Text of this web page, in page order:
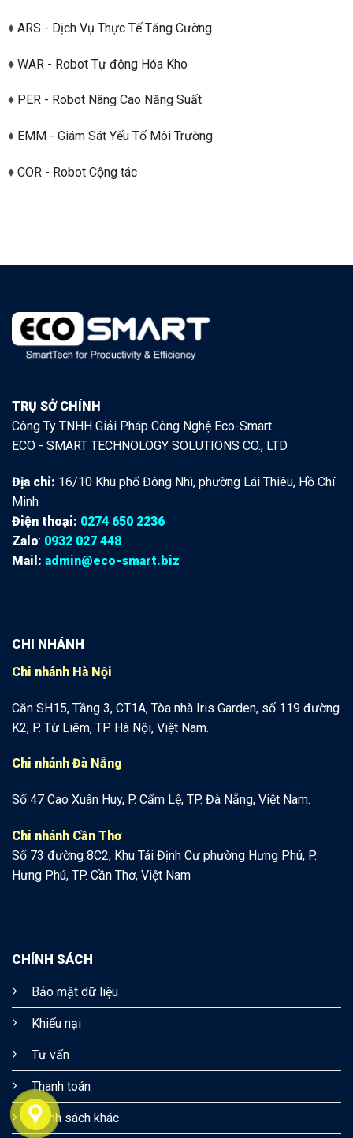
♦ ARS - Dịch Vụ Thực Tế Tăng Cường
♦ WAR - Robot Tự động Hóa Kho
♦ PER - Robot Nâng Cao Năng Suất
♦ EMM - Giám Sát Yếu Tố Môi Trường
♦ COR - Robot Cộng tác
TRỤ SỞ CHÍNH
Công Ty TNHH Giải Pháp Công Nghệ Eco-Smart
ECO - SMART TECHNOLOGY SOLUTIONS CO., LTD
Địa chỉ: 16/10 Khu phố Đông Nhì, phường Lái Thiêu, Hồ Chí
Minh
Điện thoại: 0274 650 2236
Zalo: 0932 027 448
Mail: admin@eco-smart.biz
CHI NHÁNH
Chi nhánh Hà Nội
Căn SH15, Tầng 3, CT1A, Tòa nhà Iris Garden, số 119 đường
K2, P. Từ Liêm, TP. Hà Nội, Việt Nam.
Chi nhánh Đà Nẵng
Số 47 Cao Xuân Huy, P. Cẩm Lệ, TP. Đà Nẵng, Việt Nam.
Chi nhánh Cần Thơ
Số 73 đường 8C2, Khu Tái Định Cư phường Hưng Phú, P.
Hưng Phú, TP. Cần Thơ, Việt Nam
CHÍNH SÁCH
Bảo mật dữ liệu
Khiếu nại
Tư vấn
Thanh toán
Chính sách khác